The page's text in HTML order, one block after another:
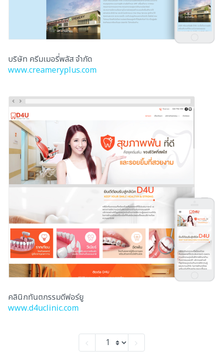
บริษัท ครีมเมอรี่พลัส จำกัด
www.creameryplus.com
คลินิกทันตกรรมดีฟอร์ยู
www.d4uclinic.com